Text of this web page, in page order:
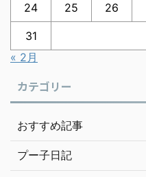
24 25 26
31
« 2月
カテゴリー
おすすめ記事
プー子日記